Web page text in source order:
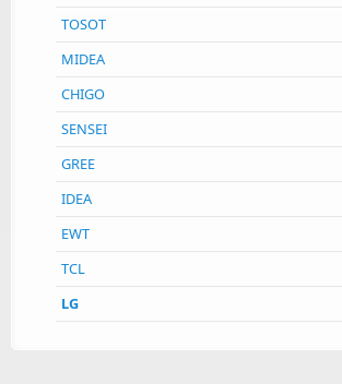
TOSOT
MIDEA
CHIGO
SENSEI
GREE
IDEA
EWT
TCL
LG